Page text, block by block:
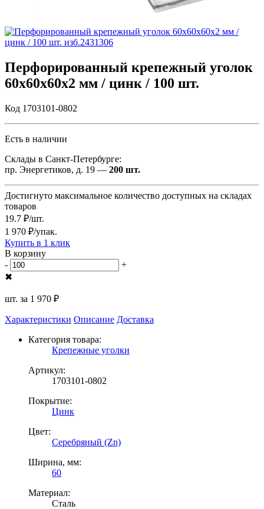
Перфорированный крепежный уголок
60х60х60х2 мм / цинк / 100 шт.
Код 1703101-0802
Есть в наличии
Склады в Санкт-Петербурге:
пр. Энергетиков, д. 19 — 200 шт.
Достигнуто максимальное количество доступных на складах
товаров
19.7 ₽/шт.
1 970 ₽/упак.
Купить в 1 клик
В корзину
-
+
✖
шт. за 1 970 ₽
Характеристики Описание Доставка
Категория товара:
Крепежные уголки
Артикул:
1703101-0802
Покрытие:
Цинк
Цвет:
Серебряный (Zn)
Ширина, мм:
60
Материал:
Сталь